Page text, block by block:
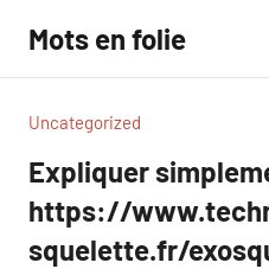
contenu
Mots en folie
Uncategorized
Expliquer
https://
squelette.fr/